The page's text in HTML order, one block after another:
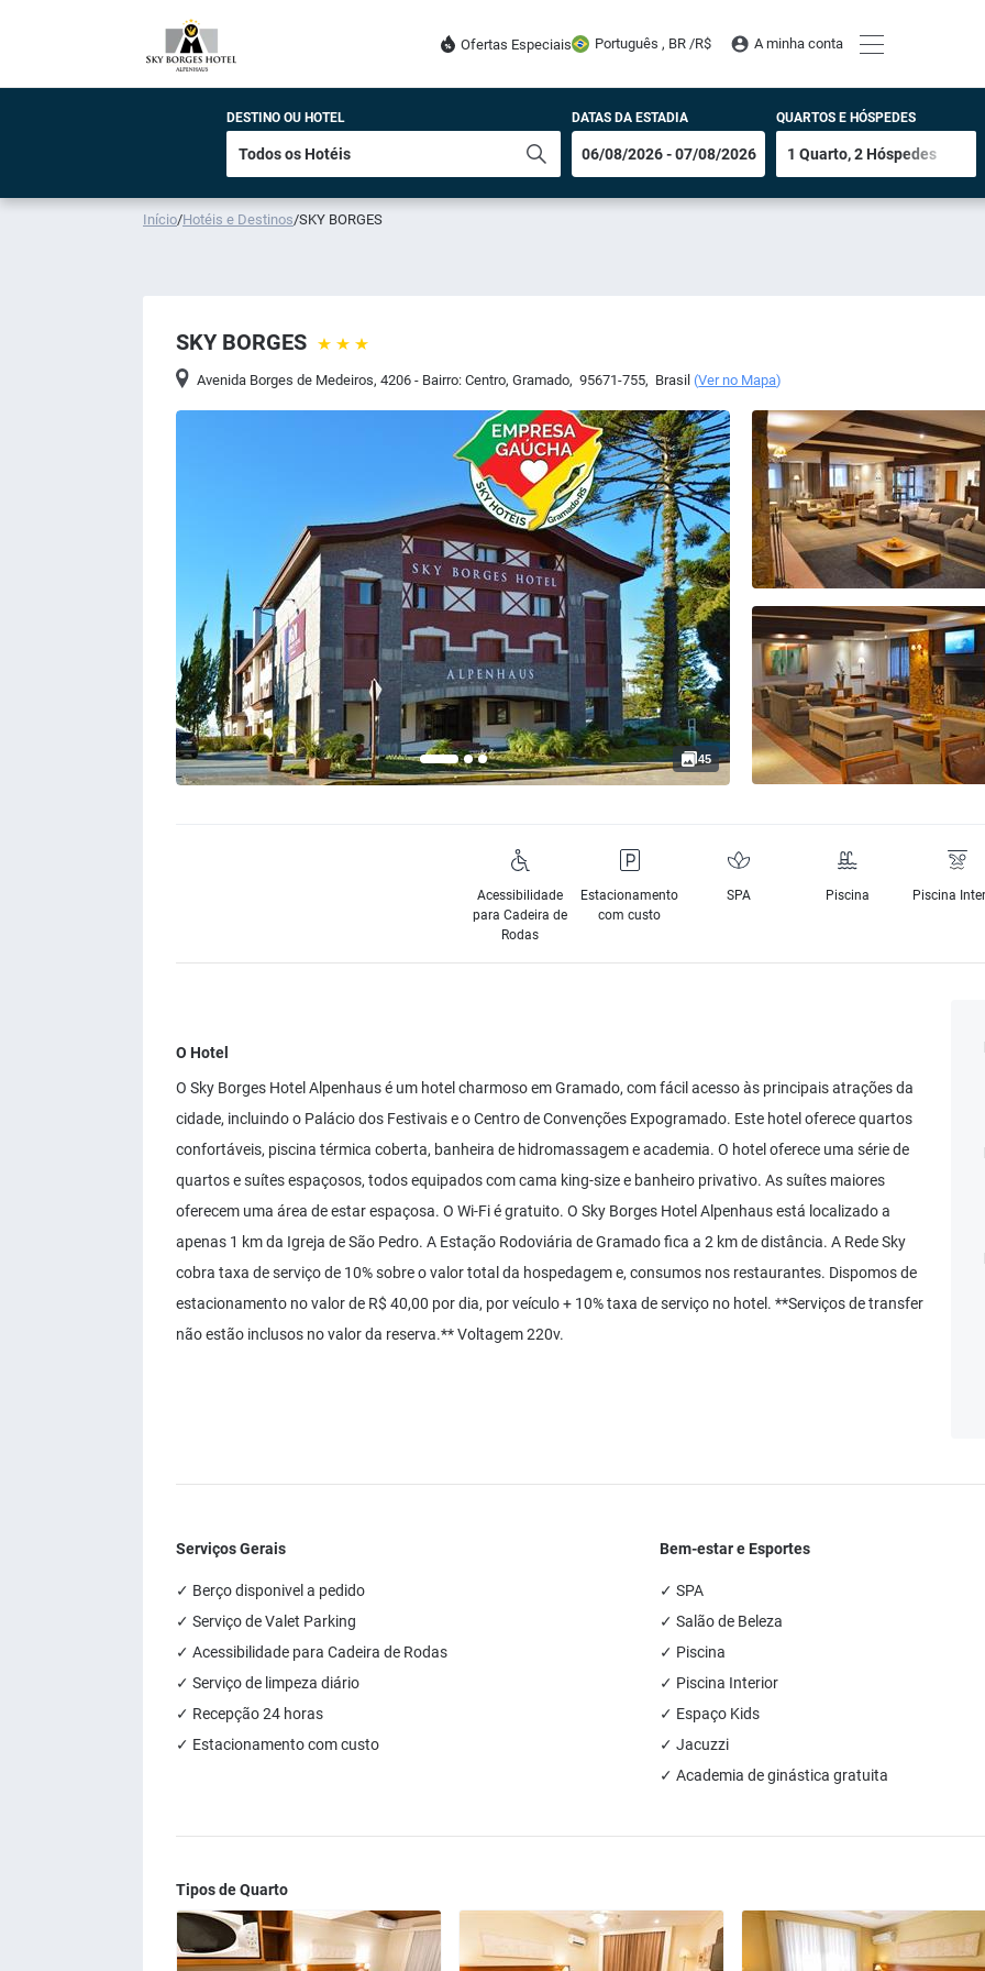
Ofertas Especiais Português , BR /R$ A minha conta
DESTINO OU HOTEL DATAS DA ESTADIA QUARTOS E HÓSPEDES
Início/Hotéis e Destinos/SKY BORGES
SKY BORGES
Avenida Borges de Medeiros, 4206 - Bairro: Centro,Gramado, 95671-755, Brasil (Ver no Mapa)
45
Acessibilidade
para Cadeira de
Rodas
Estacionamento
com custo
SPA Piscina Piscina
O Hotel
O Sky Borges Hotel Alpenhaus é um hotel charmoso em Gramado, com fácil acesso às principais atrações da
cidade, incluindo o Palácio dos Festivais e o Centro de Convenções Expogramado. Este hotel oferece quartos
confortáveis, piscina térmica coberta, banheira de hidromassagem e academia. O hotel oferece uma série de
quartos e suítes espaçosos, todos equipados com cama king-size e banheiro privativo. As suítes maiores
oferecem uma área de estar espaçosa. O Wi-Fi é gratuito. O Sky Borges Hotel Alpenhaus está localizado a
apenas 1 km da Igreja de São Pedro. A Estação Rodoviária de Gramado fica a 2 km de distância. A Rede Sky
cobra taxa de serviço de 10% sobre o valor total da hospedagem e, consumos nos restaurantes. Dispomos de
estacionamento no valor de R$ 40,00 por dia, por veículo + 10% taxa de serviço no hotel. **Serviços de transfer
não estão inclusos no valor da reserva.** Voltagem 220v.
Serviços Gerais
✓ Berço disponivel a pedido
✓ Serviço de Valet Parking
✓ Acessibilidade para Cadeira de Rodas
✓ Serviço de limpeza diário
✓ Recepção 24 horas
✓ Estacionamento com custo
Bem-estar e Esportes
✓ SPA
✓ Salão de Beleza
✓ Piscina
✓ Piscina Interior
✓ Espaço Kids
✓ Jacuzzi
✓ Academia de ginástica gratuita
Tipos de Quarto